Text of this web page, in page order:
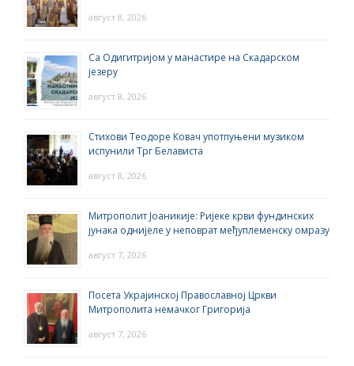
август 8, 2026
Са Одигитријом у манастире на Скадарском
језеру
август 8, 2026
Стихови Теодоре Ковач употпуњени музиком
испунили Трг Белависта
август 8, 2026
Митрополит Јоаникије: Ријеке крви фундинских
јунака однијеле у неповрат међуплеменску омразу
август 7, 2026
Посета Украјинској Православној Цркви
Митрополита немачког Григорија
август 7, 2026